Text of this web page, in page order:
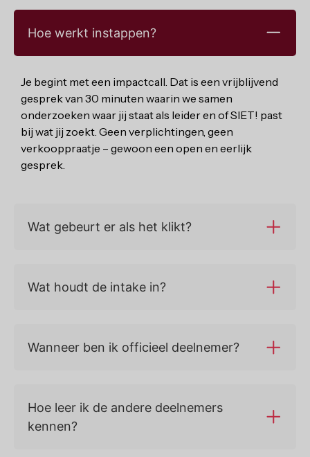
Hoe werkt instappen?
Je begint met een impactcall. Dat is een vrijblijvend
gesprek van 30 minuten waarin we samen
onderzoeken waar jij staat als leider en of SIET! past
bij wat jij zoekt. Geen verplichtingen, geen
verkooppraatje – gewoon een open en eerlijk
gesprek.
Wat gebeurt er als het klikt?
Wat houdt de intake in?
Wanneer ben ik officieel deelnemer?
Hoe leer ik de andere deelnemers
kennen?